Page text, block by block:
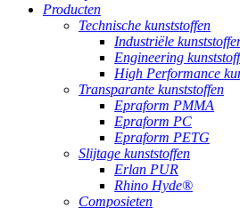
Producten
Technische kunststoffen
Industriële
Engineering
High Performance
Transparante kunststoffen
Epraform PMMA
Epraform PC
Epraform PETG
Slijtage kunststoffen
Erlan PUR
Rhino Hyde®
Composieten